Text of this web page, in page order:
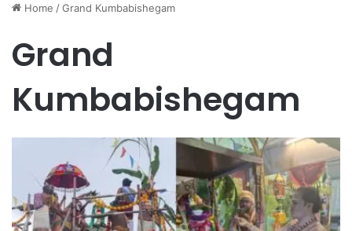
Home /Grand Kumbabishegam
Grand
Kumbabishegam